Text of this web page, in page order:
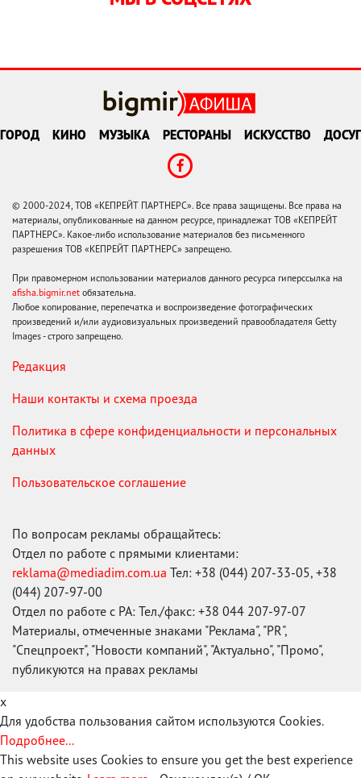
ГОРОД КИНО МУЗЫКА РЕСТОРАНЫ ИСКУССТВО ДОСУГ
© 2000-2024, ТОВ «КЕПРЕЙТ ПАРТНЕРС». Все права защищены. Все права на
материалы, опубликованные на данном ресурсе, принадлежат ТОВ «КЕПРЕЙТ
ПАРТНЕРС». Какое-либо использование материалов без письменного
разрешения ТОВ «КЕПРЕЙТ ПАРТНЕРС» запрещено.
При правомерном использовании материалов данного ресурса гиперссылка на
afisha.bigmir.net обязательна.
Любое копирование, перепечатка и воспроизведение фотографических
произведений и/или аудиовизуальных произведений правообладателя Getty
Images - строго запрещено.
Редакция
Наши контакты и схема проезда
Политика в сфере конфиденциальности и персональных
данных
Пользовательское соглашение
По вопросам рекламы обращайтесь:
Отдел по работе с прямыми клиентами:
reklama@mediadim.com.ua Тел: +38 (044) 207-33-05, +38
(044) 207-97-00
Отдел по работе с РА: Тел./факс: +38 044 207-97-07
Материалы, отмеченные знаками "Реклама", "PR",
"Спецпроект", "Новости компаний", "Актуально", "Промо",
публикуются на правах рекламы
x
Для удобства пользования сайтом используются Cookies.
Подробнее...
This website uses Cookies to ensure you get the best experience